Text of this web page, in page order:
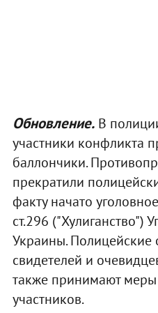
Обновление.В
участники конфликта
баллончики.
прекратили
факту начато
ст.296 ("Хулиганство")
Украины.
свидетелей и
также принимают
участников.